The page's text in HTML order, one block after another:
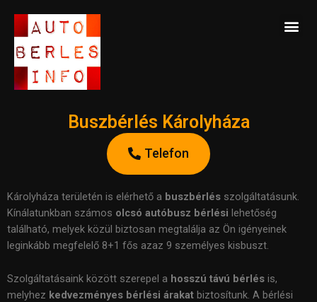
content
Buszbérlés Károlyháza
Telefon
Károlyháza területén is elérhető a buszbérlés szolgáltatásunk.
Kínálatunkban számos olcsó autóbusz bérlési lehetőség
található, melyek közül biztosan megtalálja az Ön igényeinek
leginkább megfelelő 8+1 fős azaz 9 személyes kisbuszt.
Szolgáltatásaink között szerepel a hosszú távú bérlés is,
melyhez kedvezményes bérlési árakat biztosítunk. A bérlési